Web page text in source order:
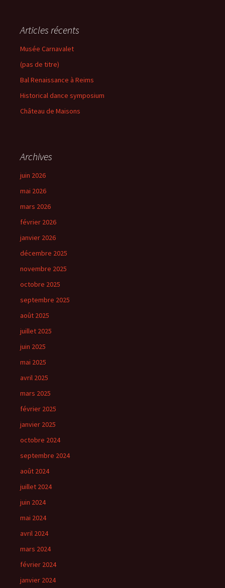
Articles récents
Musée Carnavalet
(pas de titre)
Bal Renaissance à Reims
Historical dance symposium
Château de Maisons
Archives
juin 2026
mai 2026
mars 2026
février 2026
janvier 2026
décembre 2025
novembre 2025
octobre 2025
septembre 2025
août 2025
juillet 2025
juin 2025
mai 2025
avril 2025
mars 2025
février 2025
janvier 2025
octobre 2024
septembre 2024
août 2024
juillet 2024
juin 2024
mai 2024
avril 2024
mars 2024
février 2024
janvier 2024